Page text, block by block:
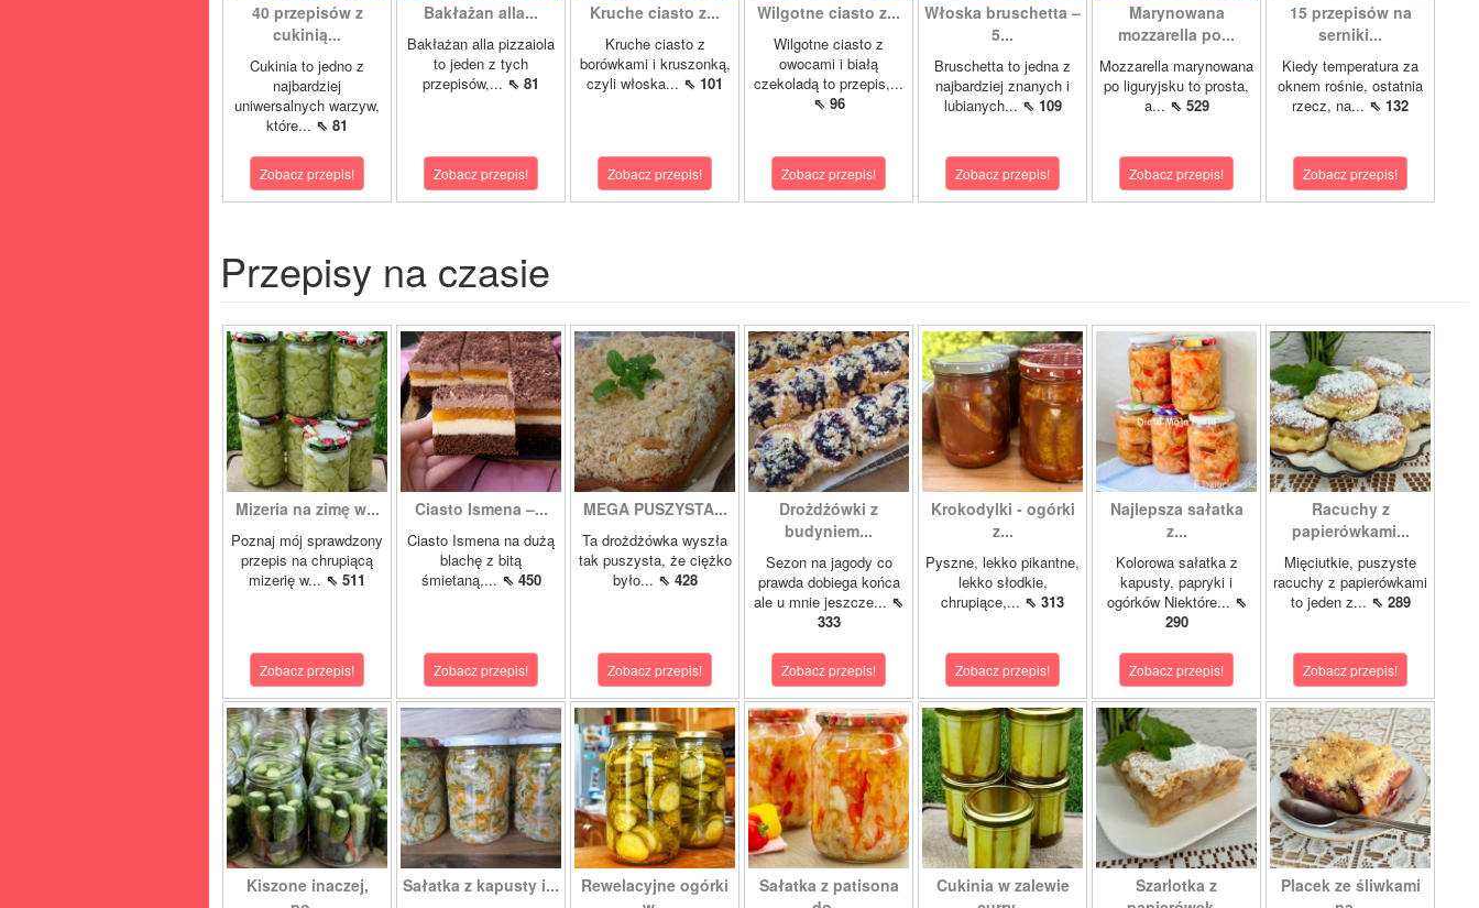
40 przepisów z
cukinią...
Cukinia to jedno z
najbardziej
uniwersalnych warzyw,
które... ⇖ 81
Zobacz przepis!
Bakłażan alla...
Bakłażan alla pizzaiola
to jeden z tych
przepisów,... ⇖ 81
Zobacz przepis!
Kruche ciasto z...
Kruche ciasto z
borówkami i kruszonką,
czyli włoska... ⇖ 101
Zobacz przepis!
Wilgotne ciasto z...
Wilgotne ciasto z
owocami i białą
czekoladą to przepis,...
⇖ 96
Zobacz przepis!
Włoska bruschetta –
5...
Bruschetta to jedna z
najbardziej znanych i
lubianych... ⇖ 109
Zobacz przepis!
Marynowana
mozzarella po...
Mozzarella marynowana
po liguryjsku to prosta,
a... ⇖ 529
Zobacz przepis!
15 przepisów na
serniki...
Kiedy temperatura za
oknem rośnie, ostatnia
rzecz, na... ⇖ 132
Zobacz przepis!
Przepisy na czasie
Mizeria na zimę w...
Poznaj mój sprawdzony
przepis na chrupiącą
mizerię w... ⇖ 511
Zobacz przepis!
Ciasto Ismena –...
Ciasto Ismena na dużą
blachę z bitą
śmietaną,... ⇖ 450
Zobacz przepis!
MEGA PUSZYSTA...
Ta drożdżówka wyszła
tak puszysta, że ciężko
było... ⇖ 428
Zobacz przepis!
Drożdżówki z
budyniem...
Sezon na jagody co
prawda dobiega końca
ale u mnie jeszcze... ⇖
333
Zobacz przepis!
Krokodylki - ogórki
z...
Pyszne, lekko pikantne,
lekko słodkie,
chrupiące,... ⇖ 313
Zobacz przepis!
Najlepsza sałatka
z...
Kolorowa sałatka z
kapusty, papryki i
ogórków Niektóre... ⇖
290
Zobacz przepis!
Racuchy z
papierówkami...
Mięciutkie, puszyste
racuchy z papierówkami
to jeden z... ⇖ 289
Zobacz przepis!
Kiszone inaczej,
Sałatka z kapusty i...
Rewelacyjne ogórki
Sałatka z patisona
Cukinia w zalewie
Szarlotka z
Placek ze śliwkami